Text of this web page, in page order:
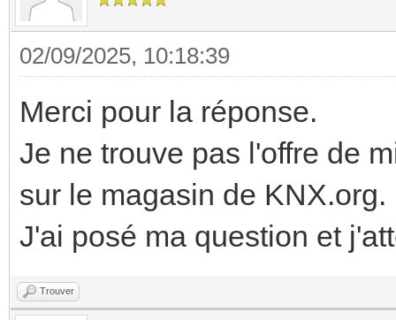
02/09/2025, 10:18:39
Merci pour la réponse.
Je ne trouve pas l'offre de
sur le magasin de KNX.org.
J'ai posé ma question et
Trouver